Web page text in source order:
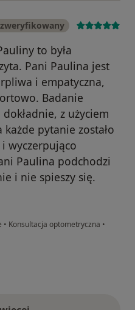
to była
Pani Paulina jest
i empatyczna,
Badanie
z użyciem
pytanie zostało
wyczerpująco
Paulina podchodzi
i nie spieszy się.
• Konsultacja optometryczna •